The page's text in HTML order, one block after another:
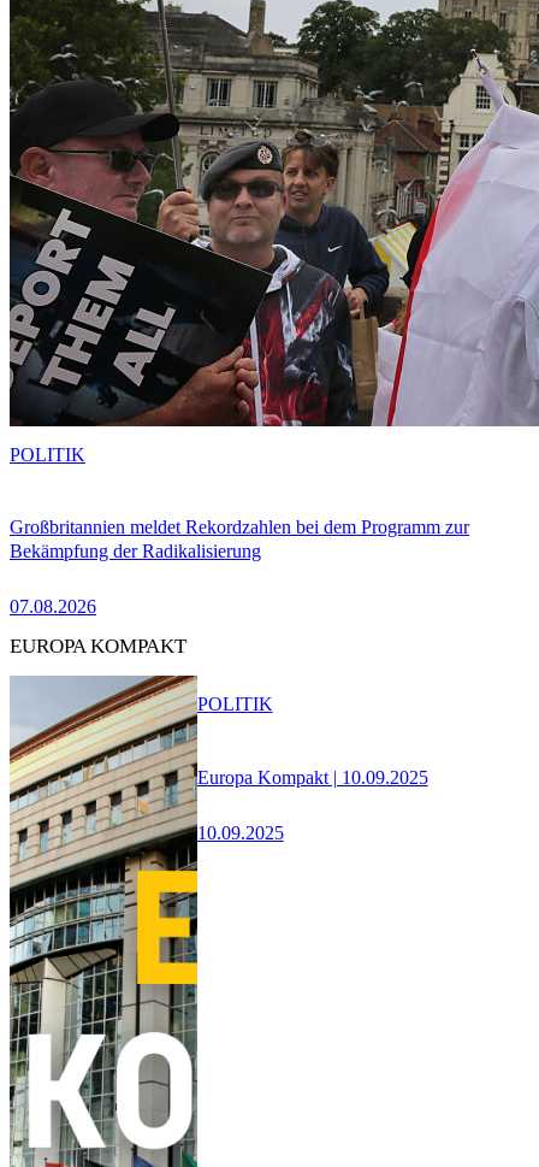
Großbritannien meldet Rekordzahlen bei dem Programm zur
Bekämpfung der Radikalisierung
07.08.2026
POLITIK
EUROPA KOMPAKT
Europa Kompakt | 10.09.2025
10.09.2025
POLITIK